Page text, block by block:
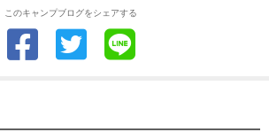
このキャンプブログをシェアする